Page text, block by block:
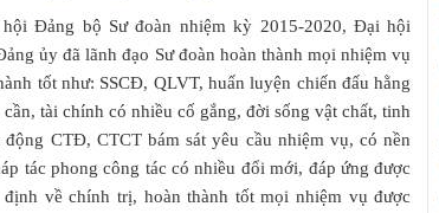
Đảng bộ Sư đoàn nhiệm kỳ 2015-2020, Đại hội
ủy đã lãnh đạo Sư đoàn hoàn thành mọi nhiệm vụ
tốt như: SSCĐ, QLVT, huấn luyện chiến đấu hằng
tài chính có nhiều cố gắng, đời sống vật chất, tinh
CTĐ, CTCT bám sát yêu cầu nhiệm vụ, có nền
tác phong công tác có nhiều đổi mới, đáp ứng được
về chính trị, hoàn thành tốt mọi nhiệm vụ được